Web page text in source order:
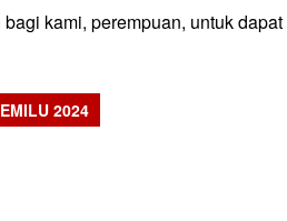
kami, perempuan, untuk dapat
2024